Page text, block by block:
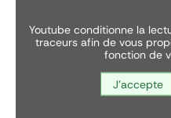
youtube conditionne la lecture de ses vidéos au dépôt de
traceurs afin de vous
fonction de
J'accepte